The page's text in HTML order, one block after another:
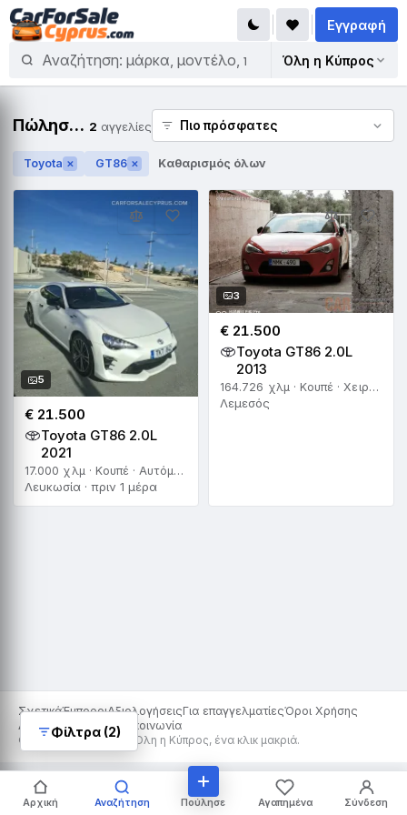
Όλη η Κύπρος
Εγγραφή
Πώληση Toyota GT86 2 αγγελίες
Toyota ✕ GT86 ✕ Καθαρισμός όλων
5
€ 21.500
Toyota GT86 2.0L
2021
17.000 χλμ · Κουπέ · Αυτόματο
Λευκωσία · πριν 1 μέρα
3
€ 21.500
Toyota GT86 2.0L
2013
164.726 χλμ · Κουπέ · Χειροκίνητο
Λεμεσός
Φίλτρα (2)
ΣχετικάΈμποροιΑξιολογήσειςΓια επαγγελματίεςΌροι Χρήσης
Απόρρητο CookiesΕπικοινωνία
© 2026 Car For Sale · Όλη η Κύπρος, ένα κλικ μακριά.
Αρχική Αναζήτηση Πούλησε Αγαπημένα Σύνδεση